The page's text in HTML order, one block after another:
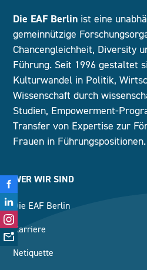
Die EAF Berlin ist eine
gemeinnützige
Chancengleichheit, Diversity
Führung. Seit 1996 gestaltet
Kulturwandel in Politik,
Wissenschaft durch
Studien, Empowerment-
Transfer von Expertise zur
Frauen in Führungspositionen.
WER WIR SIND
Die EAF Berlin
Karriere
Netiquette